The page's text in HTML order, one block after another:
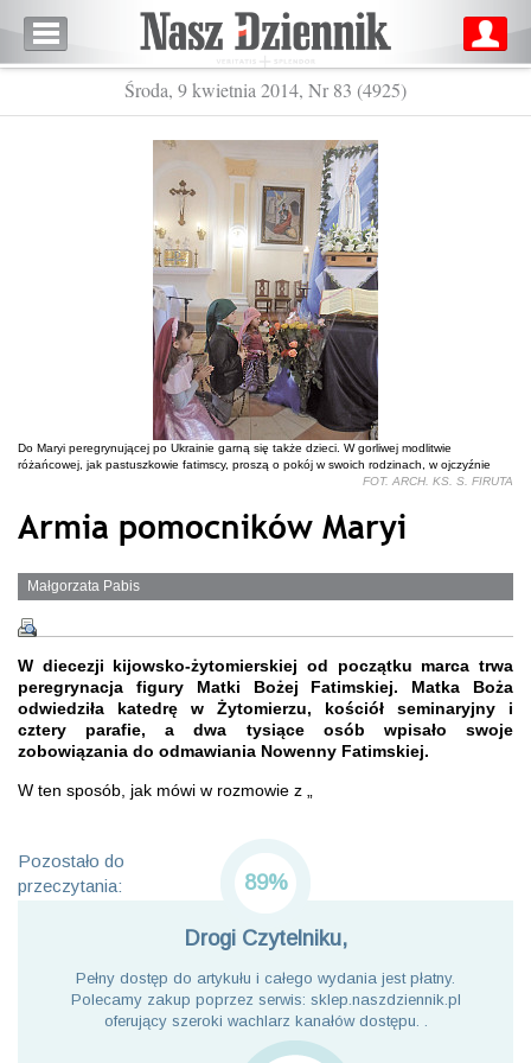
Środa, 9 kwietnia 2014, Nr 83 (4925)
Do Maryi peregrynującej po Ukrainie garną się także dzieci. W gorliwej modlitwie
różańcowej, jak pastuszkowie fatimscy, proszą o pokój w swoich rodzinach, w ojczyźnie
FOT. ARCH. KS. S. FIRUTA
Armia pomocników Maryi
Małgorzata Pabis
W diecezji kijowsko-żytomierskiej od początku marca trwa
peregrynacja figury Matki Bożej Fatimskiej. Matka Boża
odwiedziła katedrę w Żytomierzu, kościół seminaryjny i
cztery parafie, a dwa tysiące osób wpisało swoje
zobowiązania do odmawiania Nowenny Fatimskiej.
W ten sposób, jak mówi w rozmowie z „
Pozostało do
przeczytania:
89%
Drogi Czytelniku,
Pełny dostęp do artykułu i całego wydania jest płatny.
Polecamy zakup poprzez serwis: sklep.naszdziennik.pl
oferujący szeroki wachlarz kanałów dostępu. .